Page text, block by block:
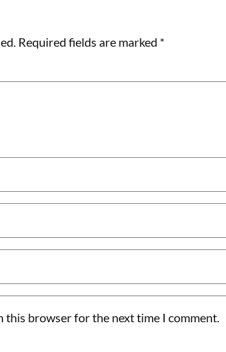
Required fields are marked *
this browser for the next time I comment.